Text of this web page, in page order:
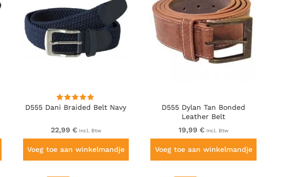
D555 Dani Braided Belt Navy
22,99 € Incl. Btw
Voeg toe aan winkelmandje
D555 Dylan Tan Bonded
Leather Belt
19,99 € Incl. Btw
Voeg toe aan winkelmandje